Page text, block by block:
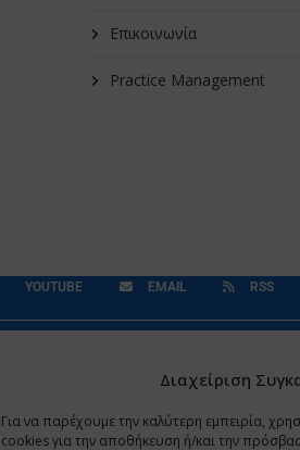
Διαχείριση
Για να παρέχουμε την καλύτερη εμπειρία,
cookies για την αποθήκευση ή/και την
Επικοινωνία
Practice Management
YOUTUBE EMAIL RSS